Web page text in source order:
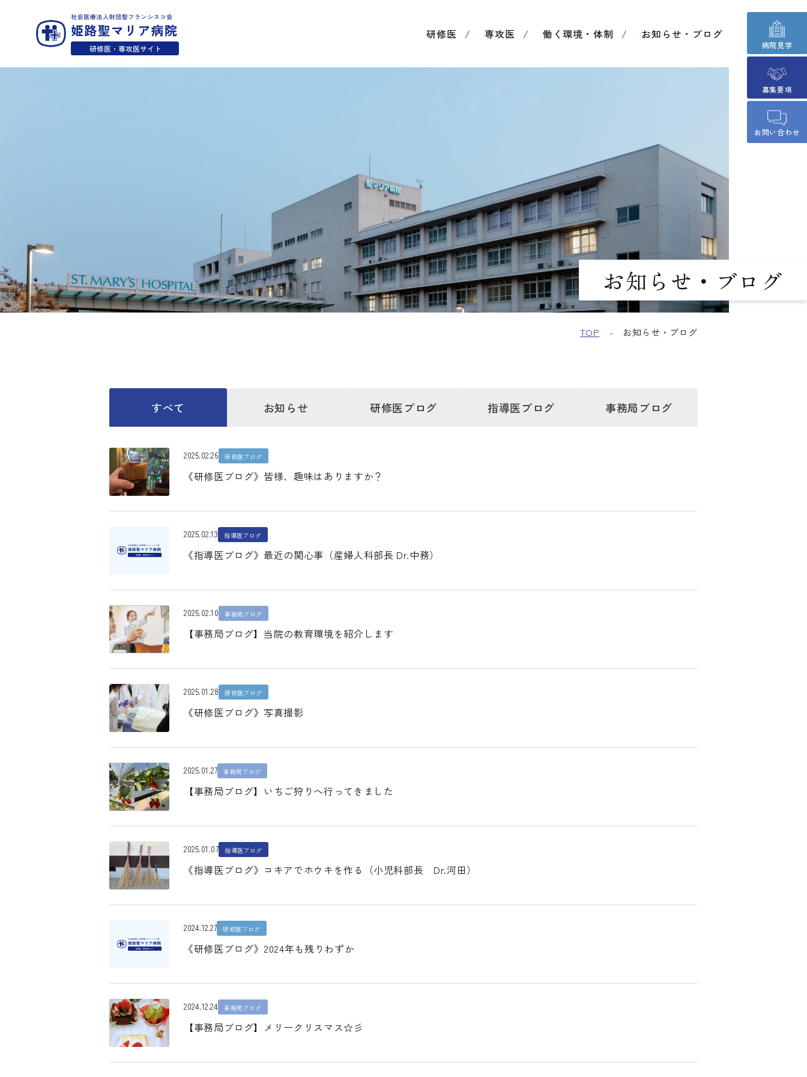
研修医 専攻医 働く環境・体制 お知らせ・ブログ
病院見学
募集要項
お問い合わせ
お知らせ・ブログ
TOP お知らせ・ブログ
すべて お知らせ 研修医ブログ 指導医ブログ 事務局 ブログ
2025.02.26 研修医ブログ
《研修医ブログ》皆様、趣味はありますか？
2025.02.13 指導医ブログ
《指導医ブログ》最近の関心事（産婦人科部長 Dr.中務）
2025.02.10 事務局ブログ
【事務局ブログ】当院の教育環境を紹介します
2025.01.28 研修医ブログ
《研修医ブログ》写真撮影
2025.01.27 事務局ブログ
【事務局ブログ】いちご狩りへ行ってきました
2025.01.07 指導医ブログ
《指導医ブログ》コキアでホウキを作る（小児科部長 Dr.河田）
2024.12.27 研修医ブログ
《研修医ブログ》2024年も残りわずか
2024.12.24 事務局ブログ
【事務局ブログ】メリークリスマス☆彡